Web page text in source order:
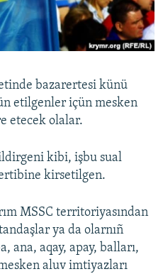
bazarertesi künü
etilgenler içün mesken
etecek olalar.
kibi, işbu sual
kirsetilgen.
MSSC territoriyasından
ya da olarnıñ
ana, aqay, apay, balları,
aluv imtiyazları